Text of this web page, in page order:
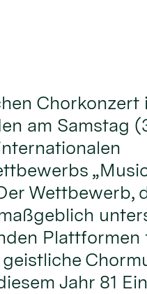
Chorkonzert
am Samstag
Wettbewerb,
Plattformen
Jahr 81